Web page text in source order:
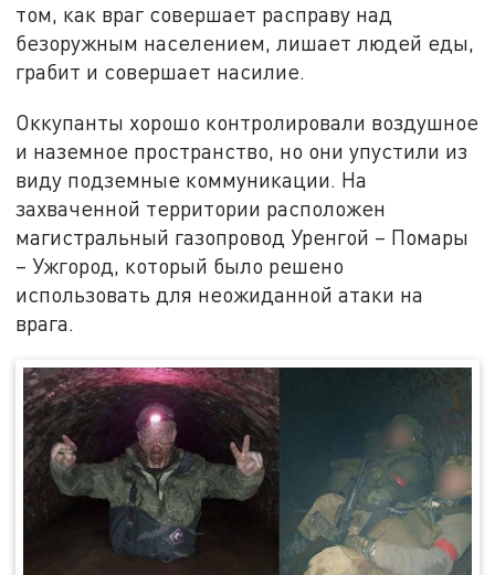
том, как враг совершает расправу над
безоружным населением, лишает людей еды,
грабит и совершает насилие.
Оккупанты хорошо контролировали воздушное
и наземное пространство, но они упустили из
виду подземные коммуникации. На
захваченной территории расположен
магистральный газопровод Уренгой – Помары
– Ужгород, который было решено
использовать для неожиданной атаки на
врага.